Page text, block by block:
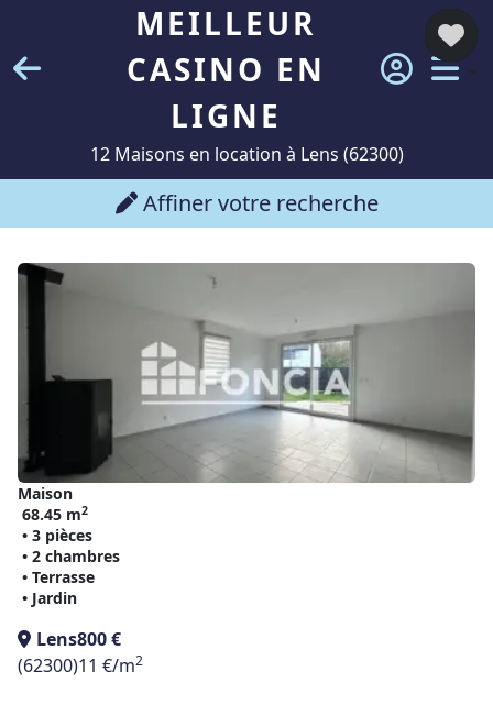
MEILLEUR
CASINO EN
LIGNE
12 Maisons en location à Lens (62300)
Affiner votre recherche
Maison
68.45 m2
• 3 pièces
• 2 chambres
• Terrasse
• Jardin
Lens800 €
(62300)11 €/m2